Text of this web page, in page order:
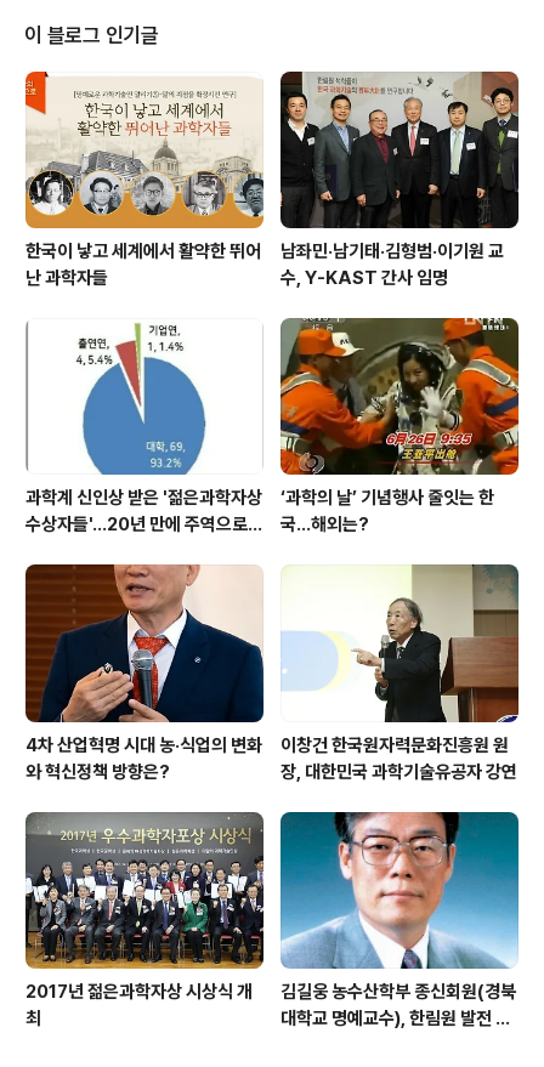
최한다 황철성 교수 연구팀, 메모리 소자 관련 Chemistry
of Materials 외 다수 논문 출판, 총 논문 수 600편 달성
황철성 교수 연구팀은 원자층 증착법으로 칼코제나이드 박
막을 제작, 우수한 성능의 상변이 메모리를 구현하여 Che
mistry of Materials에 두 편..
이 블로그 인기글
한국이 낳고 세계에서 활약한 뛰어
난 과학자들
남좌민·남기태·김형범·이기원 교
수, Y-KAST 간사 임명
과학계 신인상 받은 '젊은과학자상
수상자들'…20년 만에 주역으로
‘과학의 날’ 기념행사 줄잇는 한
국…해외는?
4차 산업혁명 시대 농·식업의 변화
와 혁신정책 방향은?
이창건 한국원자력문화진흥원 원
장, 대한민국 과학기술유공자 강연
2017년 젊은과학자상 시상식 개
최
김길웅 농수산학부 종신회원(경북
대학교 명예교수), 한림원 발전 위